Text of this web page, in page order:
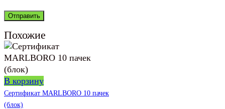
Похожие
В корзину
Сертификат MARLBORO 10 пачек
(блок)